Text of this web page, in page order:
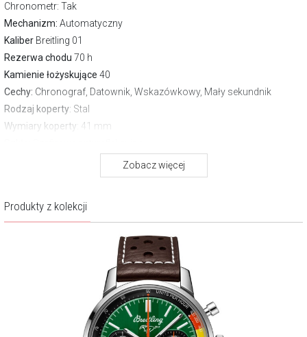
Chronometr: Tak
Mechanizm: Automatyczny
Kaliber Breitling 01
Rezerwa chodu 70 h
Kamienie łożyskujące 40
Cechy: Chronograf, Datownik, Wskazówkowy, Mały sekundnik
Rodzaj koperty: Stal
Wymiary koperty : 41 mm
: Pasek skórzany
Gwarancja producenta:
Głęboka czerń tarczy tworzy idealne tło dla kontrastujących białych
totalizatorów - kompozycja nabiera dzięki temu wyrazistego,
sportowego charakteru. Pomarańczowy sekundnik ożywia projekt i
przyciąga wzrok, akcentując precyzję całości. Subtelne logo Deus Ex
Machina oraz sentencja „In benzin veritas” to dyskretne, ale
Zobacz więcej
Produkty z kolekcji